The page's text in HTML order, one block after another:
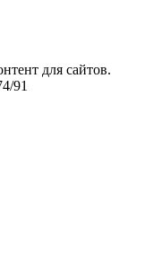
для сайтов.
91